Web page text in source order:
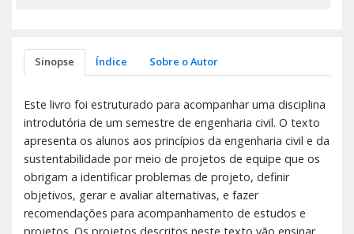
Sinopse Índice Sobre o Autor
Este livro foi estruturado para acompanhar uma disciplina
introdutória de um semestre de engenharia civil. O texto
apresenta os alunos aos princípios da engenharia civil e da
sustentabilidade por meio de projetos de equipe que os
obrigam a identificar problemas de projeto, definir
objetivos, gerar e avaliar alternativas, e fazer
recomendações para acompanhamento de estudos e